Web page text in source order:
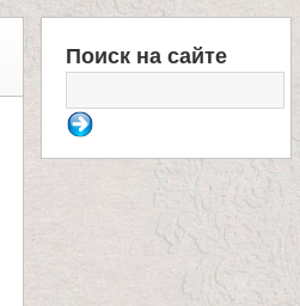
Ф
о
Поиск на сайте